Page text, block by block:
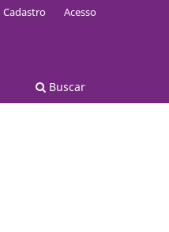
Buscar
Cadastro Acesso